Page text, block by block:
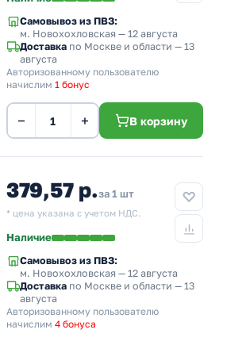
Самовывоз из ПВЗ:
м. Новохохловская — 12 августа
Доставка по Москве и области — 13
августа
Авторизованному пользователю
начислим 1 бонус
− + В корзину
379,57 р.за 1 шт
* цена указана с учетом НДС.
Наличие
Самовывоз из ПВЗ:
м. Новохохловская — 12 августа
Доставка по Москве и области — 13
августа
Авторизованному пользователю
начислим 4 бонуса